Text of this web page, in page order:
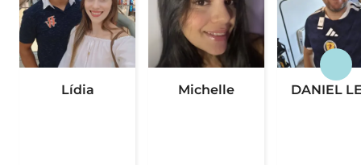
Lídia Michelle DANIEL